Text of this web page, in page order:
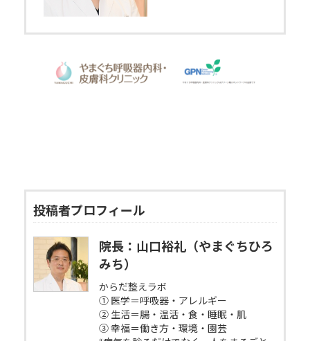
投稿者プロフィール
院長：山口裕礼（やまぐちひろ
みち）
からだ整えラボ
① 医学＝呼吸器・アレルギー
② 生活＝腸・温活・食・睡眠・肌
③ 幸福＝働き方・環境・園芸